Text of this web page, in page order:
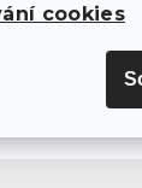
cookies